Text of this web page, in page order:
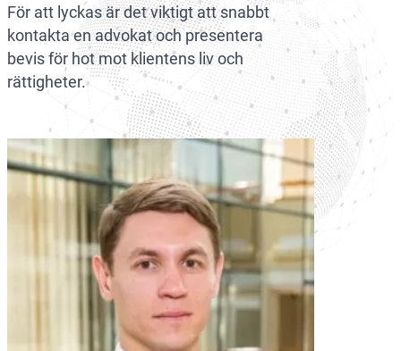
För att lyckas är det viktigt att snabbt
kontakta en advokat och presentera
bevis för hot mot klientens liv och
rättigheter.